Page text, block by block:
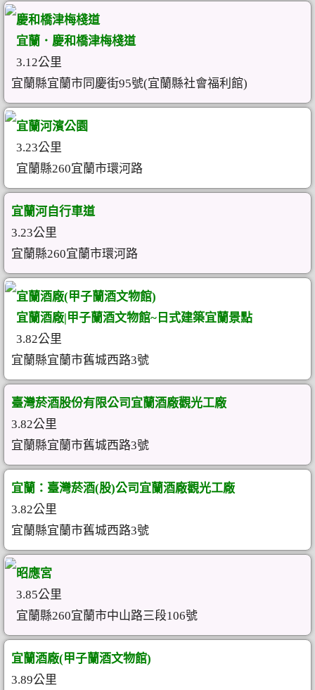
慶和橋津梅棧道
宜蘭．慶和橋津梅棧道
3.12公里
宜蘭縣宜蘭市同慶街95號(宜蘭縣社會福利館)
宜蘭河濱公園
3.23公里
宜蘭縣260宜蘭市環河路
宜蘭河自行車道
3.23公里
宜蘭縣260宜蘭市環河路
宜蘭酒廠(甲子蘭酒文物館)
宜蘭酒廠|甲子蘭酒文物館~日式建築宜蘭景點
3.82公里
宜蘭縣宜蘭市舊城西路3號
臺灣菸酒股份有限公司宜蘭酒廠觀光工廠
3.82公里
宜蘭縣宜蘭市舊城西路3號
宜蘭：臺灣菸酒(股)公司宜蘭酒廠觀光工廠
3.82公里
宜蘭縣宜蘭市舊城西路3號
昭應宮
3.85公里
宜蘭縣260宜蘭市中山路三段106號
宜蘭酒廠(甲子蘭酒文物館)
3.89公里